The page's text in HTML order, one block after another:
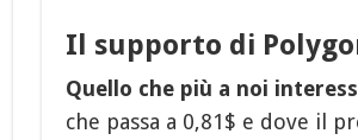
Il supporto di
Quello che più a noi
che passa a 0,81$ e dove il